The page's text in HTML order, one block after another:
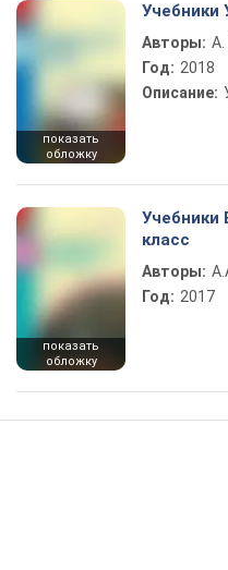
показать
обложку
Учебники
Авторы: А.
Год: 2018
Описание:
показать
обложку
Учебники
класс
Авторы:
Год: 2017